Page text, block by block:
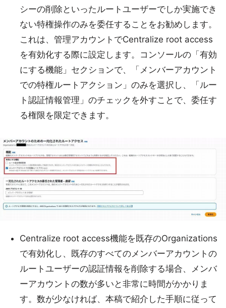
シーの削除といったルートユーザーでしか実施でき
ない特権操作のみを委任することをお勧めします。
これは、管理アカウントでCentralize root access
を有効化する際に設定します。コンソールの「有効
にする機能」セクションで、「メンバーアカウント
での特権ルートアクション」のみを選択し、「ルー
ト認証情報管理」のチェックを外すことで、委任す
る権限を限定できます。
Centralize root access機能を既存のOrganizations
で有効化し、既存のすべてのメンバーアカウントの
ルートユーザーの認証情報を削除する場合、メンバ
ーアカウントの数が多いと非常に時間がかかりま
す。数が少なければ、本稿で紹介した手順に従って